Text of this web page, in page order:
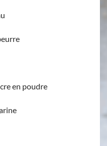
en poudre